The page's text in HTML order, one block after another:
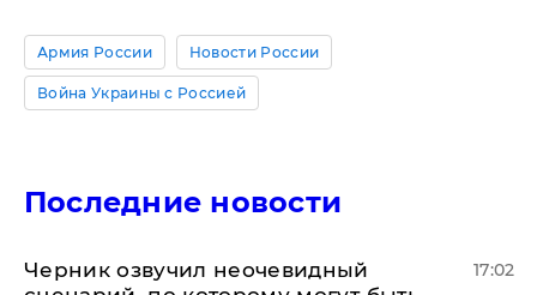
Армия России Новости России
Война Украины с Россией
Последние новости
Черник озвучил неочевидный
17:02